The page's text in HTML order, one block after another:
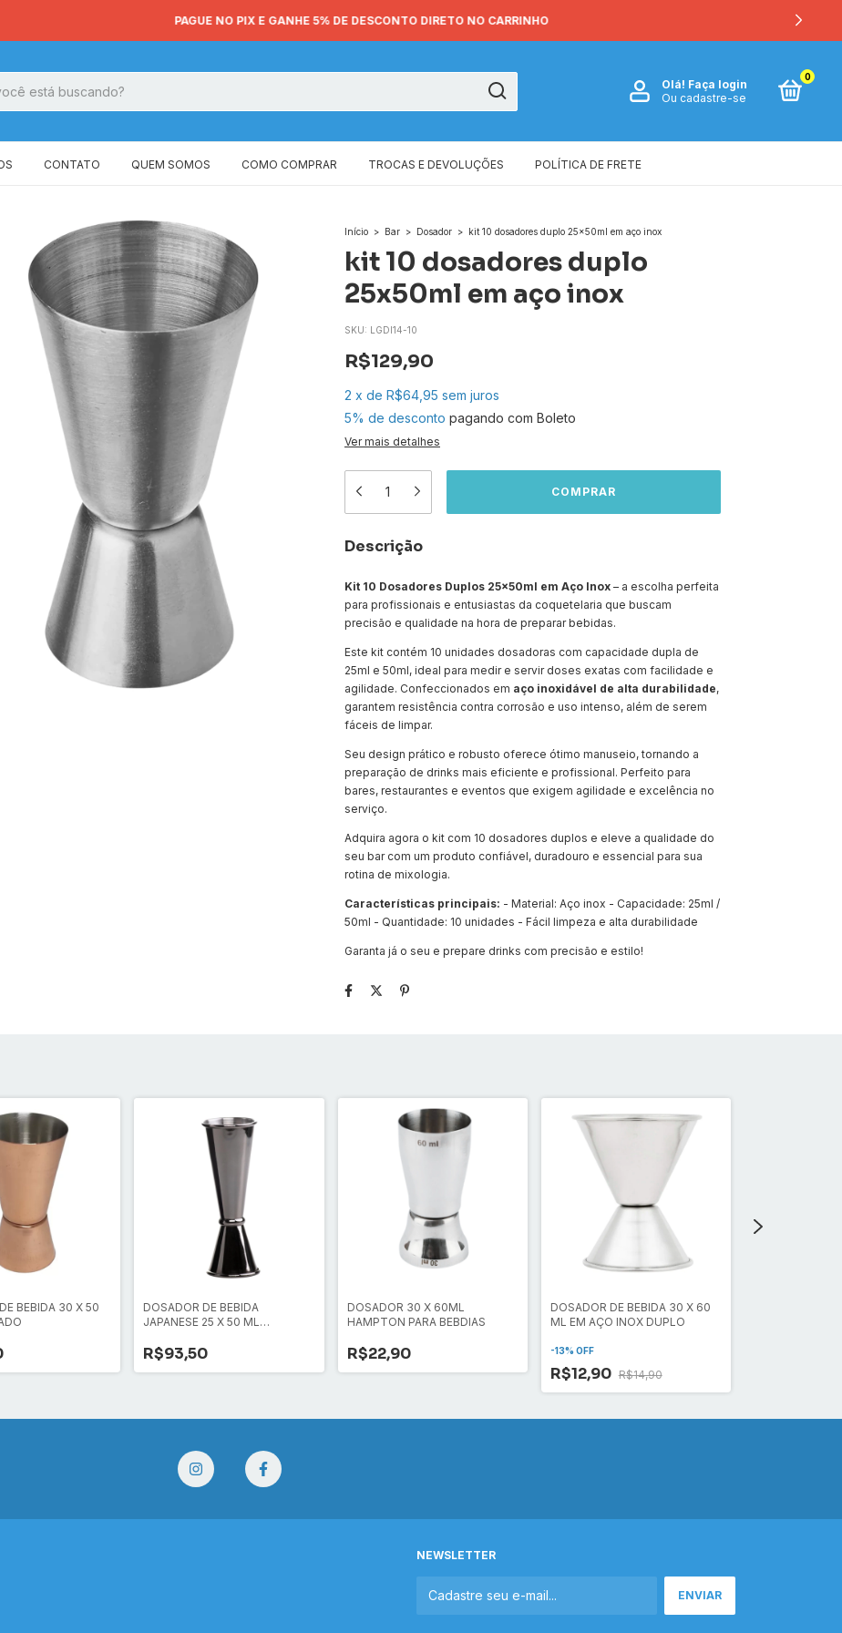
PAGUE NO PIX E GANHE 5% DE DESCONTO DIRETO NO CARRINHO
Olá! Faça login
Ou cadastre-se
0
CONTATO QUEM SOMOS COMO COMPRAR TROCAS E DEVOLUÇÕES POLÍTICA DE FRETE
Início > Bar > Dosador > kit 10 dosadores duplo 25x50ml em aço inox
kit 10 dosadores duplo
25x50ml em aço inox
SKU: LGDI14-10
R$129,90
2 x de R$64,95 sem juros
5% de desconto pagando com Boleto
Ver mais detalhes
Descrição
Kit 10 Dosadores Duplos 25x50ml em Aço Inox – a escolha perfeita
para profissionais e entusiastas da coquetelaria que buscam
precisão e qualidade na hora de preparar bebidas.
Este kit contém 10 unidades dosadoras com capacidade dupla de
25ml e 50ml, ideal para medir e servir doses exatas com facilidade e
agilidade. Confeccionados em aço inoxidável de alta durabilidade,
garantem resistência contra corrosão e uso intenso, além de serem
fáceis de limpar.
Seu design prático e robusto oferece ótimo manuseio, tornando a
preparação de drinks mais eficiente e profissional. Perfeito para
bares, restaurantes e eventos que exigem agilidade e excelência no
serviço.
Adquira agora o kit com 10 dosadores duplos e eleve a qualidade do
seu bar com um produto confiável, duradouro e essencial para sua
rotina de mixologia.
Características principais: - Material: Aço inox - Capacidade: 25ml /
50ml - Quantidade: 10 unidades - Fácil limpeza e alta durabilidade
Garanta já o seu e prepare drinks com precisão e estilo!
BEBIDA 30 X 50
DOSADOR DE BEBIDA
JAPANESE 25 X 50 ML
R$93,50
DOSADOR 30 X 60ML
HAMPTON PARA BEBDIAS
R$22,90
DOSADOR DE BEBIDA 30 X 60
ML EM AÇO INOX DUPLO
-13% OFF
R$12,90 R$14,90
NEWSLETTER